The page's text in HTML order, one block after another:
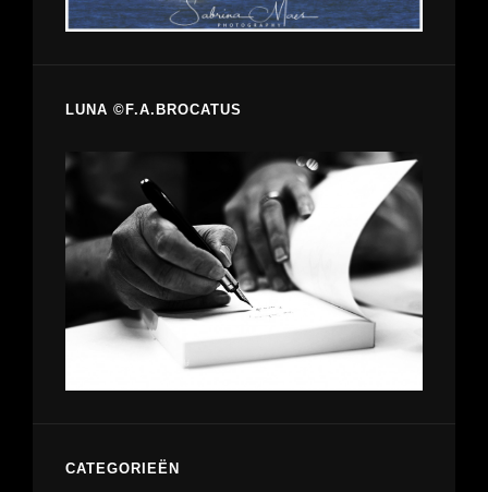
LUNA ©F.A.BROCATUS
CATEGORIEËN